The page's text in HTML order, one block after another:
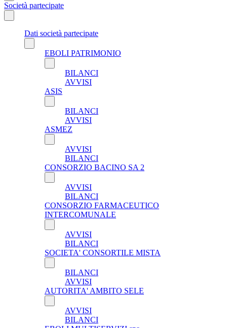
Società partecipate
Dati società partecipate
EBOLI PATRIMONIO
BILANCI
AVVISI
ASIS
BILANCI
AVVISI
ASMEZ
AVVISI
BILANCI
CONSORZIO BACINO SA 2
AVVISI
BILANCI
CONSORZIO FARMACEUTICO
INTERCOMUNALE
AVVISI
BILANCI
SOCIETA' CONSORTILE MISTA
BILANCI
AVVISI
AUTORITA' AMBITO SELE
AVVISI
BILANCI